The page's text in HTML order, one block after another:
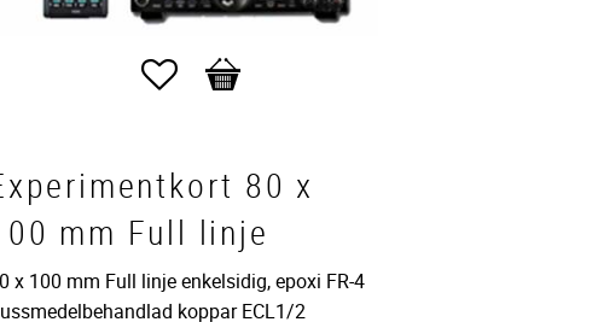
Favoriter
Kundvagn
80 x
mm Full linje
x 100 mm Full linje enkelsidig, epoxi FR-4
koppar ECL1/2